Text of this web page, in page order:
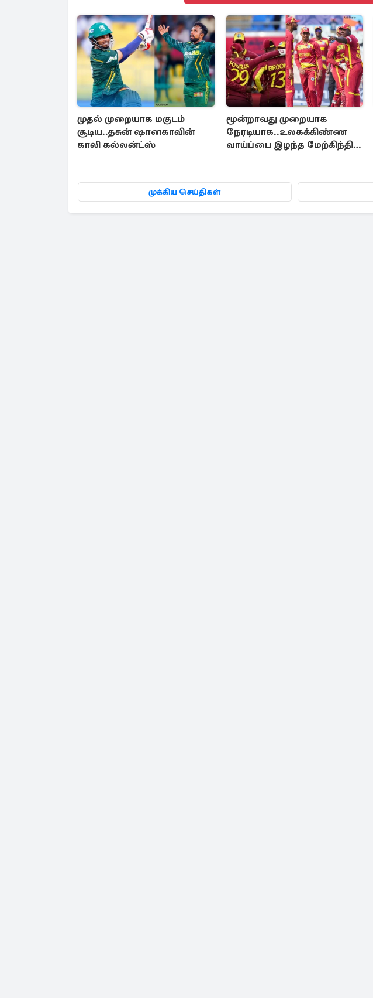
முதல் முறையாக மகுடம்
சூடிய..தசுன் ஷானகாவின்
காலி கல்லன்ட்ஸ்
மூன்றாவது முறையாக
நேரடியாக..உலகக்கிண்ண
வாய்ப்பை இழந்த மேற்கிந்திய
முக்கிய செய்திகள்